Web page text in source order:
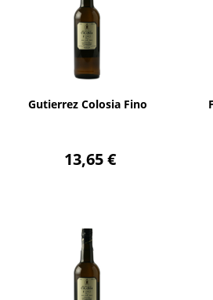
Gutierrez Colosia Fino
13,65 €
AÑADIR